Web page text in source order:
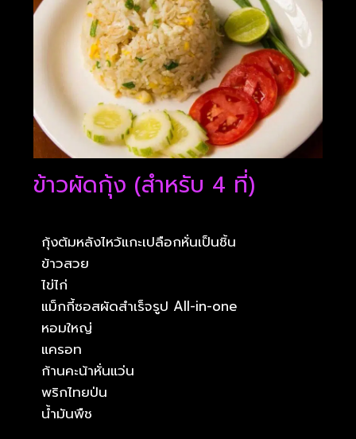
ข้าวผัดกุ้ง (สำหรับ 4 ที่)
กุ้งต้มหลังไหว้แกะเปลือกหั่นเป็นชิ้น
ข้าวสวย
ไข่ไก่
แม็กกี้ซอสผัดสำเร็จรูป All-in-one
หอมใหญ่
แครอท
ก้านคะน้าหั่นแว่น
พริกไทยป่น
น้ำมันพืช